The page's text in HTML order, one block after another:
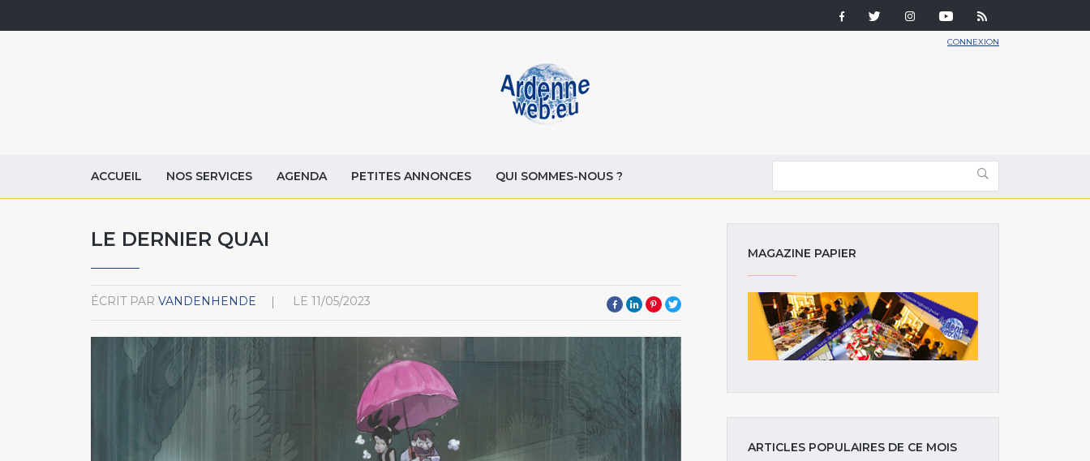
CONNEXION
ACCUEIL NOS SERVICES AGENDA PETITES ANNONCES QUI SOMMES-NOUS ?
LE DERNIER QUAI
ÉCRIT PAR VANDENHENDE LE 11/05/2023
MAGAZINE PAPIER
ARTICLES POPULAIRES DE CE MOIS